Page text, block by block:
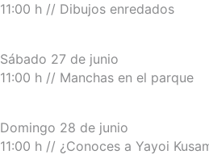
11:00 h // Dibujos enredados
Sábado 27 de junio
11:00 h // Manchas en el parque
Domingo 28 de junio
11:00 h // ¿Conoces a Yayoi